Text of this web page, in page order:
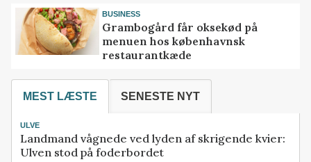
BUSINESS
Grambogård får oksekød på
menuen hos københavnsk
restaurantkæde
MEST LÆSTE SENESTE NYT
ULVE
Landmand vågnede ved lyden af skrigende kvier:
Ulven stod på foderbordet